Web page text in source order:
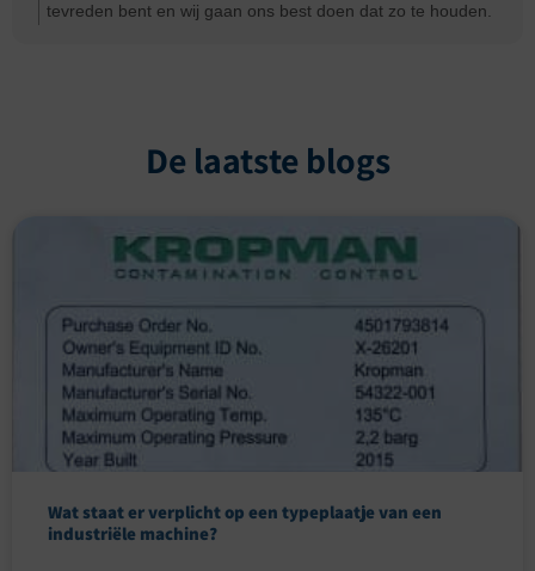
tevreden bent en wij gaan ons best doen dat zo te houden.
De laatste blogs
Wat staat er verplicht op een typeplaatje van een
industriële machine?